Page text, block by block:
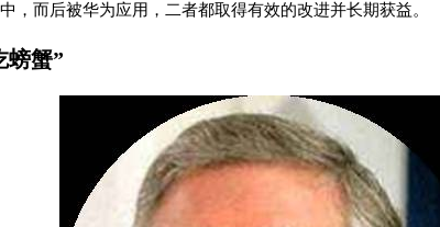
，而后被华为应用，二者都取得有效的改进并长期获益。
螃蟹”